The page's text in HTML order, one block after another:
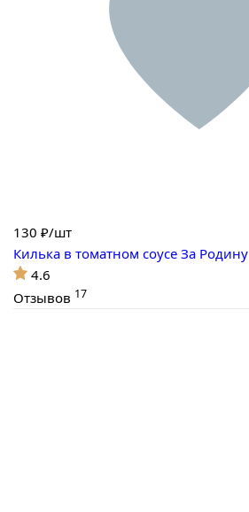
130 ₽/шт
Килька в томатном соусе За Родину
4.6
Отзывов 17